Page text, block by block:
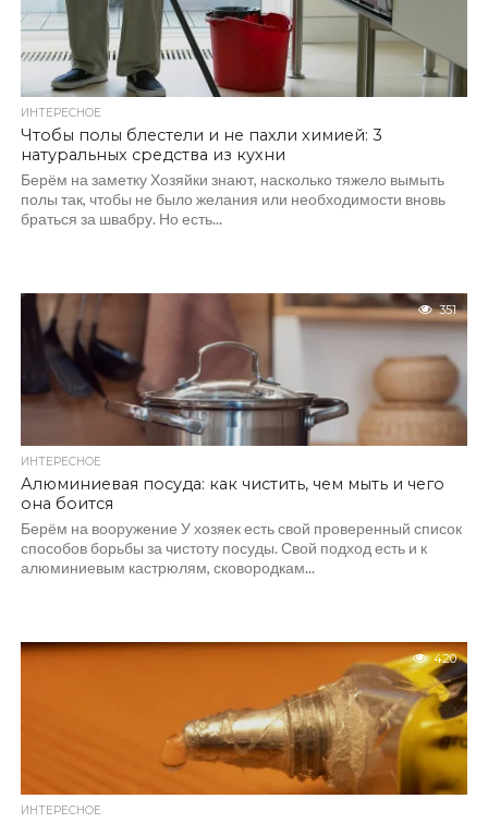
ИНТЕРЕСНОЕ
Чтобы полы блестели и не пахли химией: 3
натуральных средства из кухни
Берём на заметку Хозяйки знают, насколько тяжело вымыть
полы так, чтобы не было желания или необходимости вновь
браться за швабру. Но есть...
351
ИНТЕРЕСНОЕ
Алюминиевая посуда: как чистить, чем мыть и чего
она боится
Берём на вооружение У хозяек есть свой проверенный список
способов борьбы за чистоту посуды. Свой подход есть и к
алюминиевым кастрюлям, сковородкам...
420
ИНТЕРЕСНОЕ